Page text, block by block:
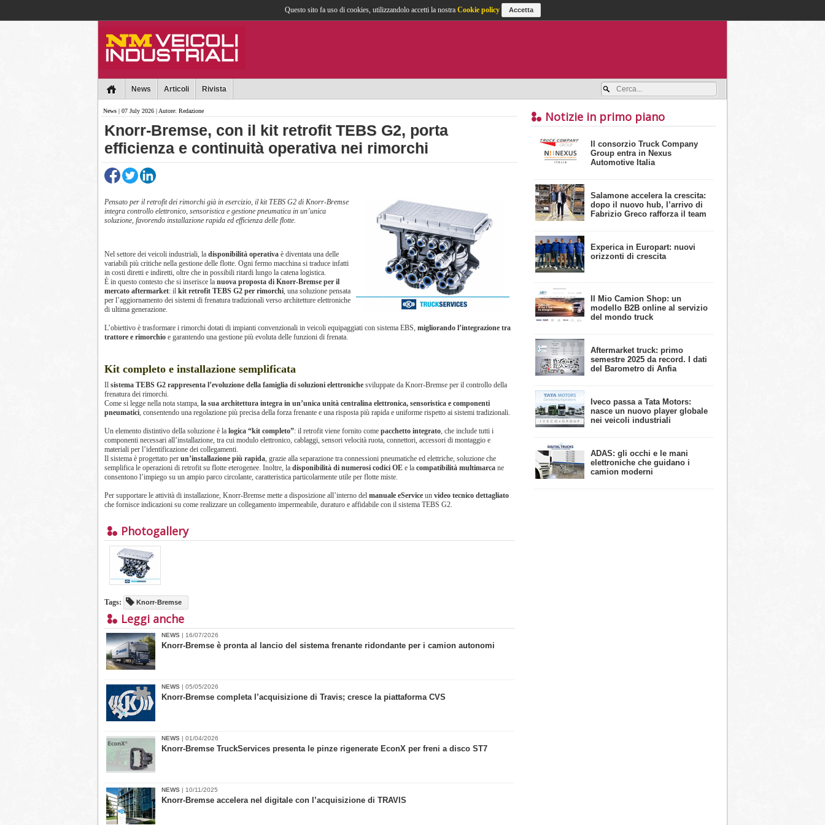
News Articoli Rivista
Notizie in primo piano
Il consorzio Truck Company
Group entra in Nexus
Automotive Italia
Salamone accelera la crescita:
dopo il nuovo hub, l’arrivo di
Fabrizio Greco rafforza il team
Experica in Europart: nuovi
orizzonti di crescita
​Il Mio Camion Shop: un
modello B2B online al servizio
del mondo truck
Aftermarket truck: primo
semestre 2025 da record. I dati
del Barometro di Anfia
Iveco passa a Tata Motors:
nasce un nuovo player globale
nei veicoli industriali
ADAS: gli occhi e le mani
elettroniche che guidano i
camion moderni
News | 07 July 2026 | Autore: Redazione
Knorr-Bremse, con il kit retrofit TEBS G2, porta
efficienza e continuità operativa nei rimorchi
Pensato per il retrofit dei rimorchi già in esercizio, il kit TEBS G2 di Knorr-Bremse
integra controllo elettronico, sensoristica e gestione pneumatica in un’unica
soluzione, favorendo installazione rapida ed efficienza delle flotte.
Nel settore dei veicoli industriali, la disponibilità operativa è diventata una delle
variabili più critiche nella gestione delle flotte. Ogni fermo macchina si traduce infatti
in costi diretti e indiretti, oltre che in possibili ritardi lungo la catena logistica.
È in questo contesto che si inserisce la nuova proposta di Knorr-Bremse per il
mercato aftermarket: il kit retrofit TEBS G2 per rimorchi, una soluzione pensata
per l’aggiornamento dei sistemi di frenatura tradizionali verso architetture elettroniche
di ultima generazione.
L’obiettivo è trasformare i rimorchi dotati di impianti convenzionali in veicoli equipaggiati con sistema EBS, migliorando l’integrazione tra
trattore e rimorchio e garantendo una gestione più evoluta delle funzioni di frenata.
Kit completo e installazione semplificata
Il sistema TEBS G2 rappresenta l’evoluzione della famiglia di soluzioni elettroniche sviluppate da Knorr-Bremse per il controllo della
frenatura dei rimorchi.
Come si legge nella nota stampa, la sua architettura integra in un’unica unità centralina elettronica, sensoristica e componenti
pneumatici, consentendo una regolazione più precisa della forza frenante e una risposta più rapida e uniforme rispetto ai sistemi tradizionali.
Un elemento distintivo della soluzione è la logica “kit completo”: il retrofit viene fornito come pacchetto integrato, che include tutti i
componenti necessari all’installazione, tra cui modulo elettronico, cablaggi, sensori velocità ruota, connettori, accessori di montaggio e
materiali per l’identificazione dei collegamenti.
Il sistema è progettato per un’installazione più rapida, grazie alla separazione tra connessioni pneumatiche ed elettriche, soluzione che
semplifica le operazioni di retrofit su flotte eterogenee. Inoltre, la disponibilità di numerosi codici OE e la compatibilità multimarca ne
consentono l’impiego su un ampio parco circolante, caratteristica particolarmente utile per flotte miste.
Per supportare le attività di installazione, Knorr-Bremse mette a disposizione all’interno del manuale eService un video tecnico dettagliato
che fornisce indicazioni su come realizzare un collegamento impermeabile, duraturo e affidabile con il sistema TEBS G2.
Photogallery
Tags: Knorr-Bremse
Leggi anche
NEWS | 16/07/2026
Knorr-Bremse è pronta al lancio del sistema frenante ridondante per i camion autonomi
NEWS | 05/05/2026
Knorr-Bremse completa l’acquisizione di Travis; cresce la piattaforma CVS
NEWS | 01/04/2026
Knorr-Bremse TruckServices presenta le pinze rigenerate EconX per freni a disco ST7
NEWS | 10/11/2025
Knorr-Bremse accelera nel digitale con l’acquisizione di TRAVIS
Questo sito fa uso di cookies, utilizzandolo accetti la nostra Cookie policy Accetta